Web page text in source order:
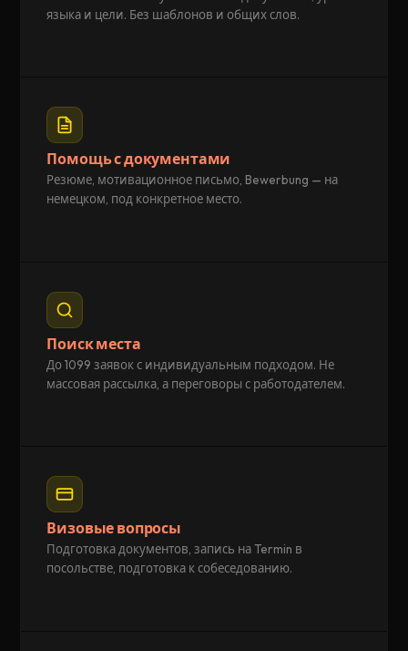
языка и цели. Без шаблонов и общих слов.
Помощь с документами
Резюме, мотивационное письмо, Bewerbung — на
немецком, под конкретное место.
Поиск места
До 1099 заявок с индивидуальным подходом. Не
массовая рассылка, а переговоры с работодателем.
Визовые вопросы
Подготовка документов, запись на Termin в
посольстве, подготовка к собеседованию.